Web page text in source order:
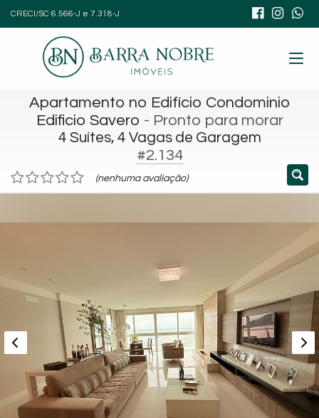
CRECI/SC 6.566-J e 7.318-J
Apartamento no Edifício Condominio
Edificio Savero - Pronto para morar
4 Suítes, 4 Vagas de Garagem
#2.134
(nenhuma avaliação)